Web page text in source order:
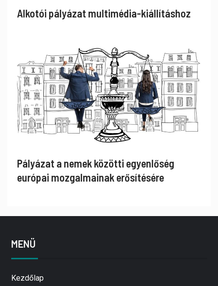
Alkotói pályázat multimédia-kiállításhoz
Pályázat a nemek közötti egyenlőség
európai mozgalmainak erősítésére
MENÜ
Kezdőlap